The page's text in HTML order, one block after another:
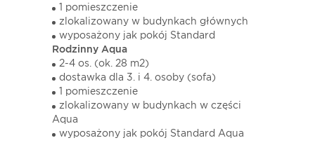
1 pomieszczenie
zlokalizowany w budynkach głównych
wyposażony jak pokój Standard
Rodzinny Aqua
2-4 os. (ok. 28 m2)
dostawka dla 3. i 4. osoby (sofa)
1 pomieszczenie
zlokalizowany w budynkach w części
Aqua
wyposażony jak pokój Standard Aqua